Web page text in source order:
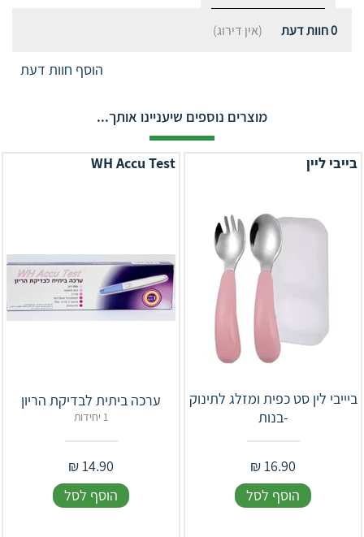
0חוות דעת (אין דירוג)
הוסף חוות דעת
מוצרים נוספים שיעניינו אותך...
בייבי ליין
ביייבי לין סט כפית ומזלג לתינוק
-בנות
16.90
₪
הוסף לסל
WH Accu Test
ערכה ביתית לבדיקת הריון
1 יחידות
14.90
₪
הוסף לסל